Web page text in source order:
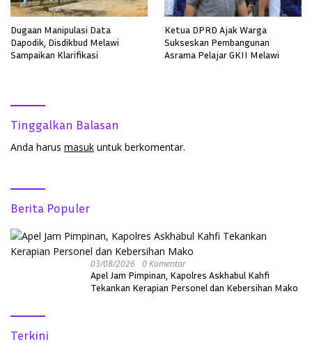
Dugaan Manipulasi Data
Dapodik, Disdikbud Melawi
Sampaikan Klarifikasi
Ketua DPRD Ajak Warga
Sukseskan Pembangunan
Asrama Pelajar GKII Melawi
Tinggalkan Balasan
Anda harus masuk untuk berkomentar.
Berita Populer
03/08/2026 0 Komentar
Apel Jam Pimpinan, Kapolres Askhabul Kahfi
Tekankan Kerapian Personel dan Kebersihan Mako
Terkini